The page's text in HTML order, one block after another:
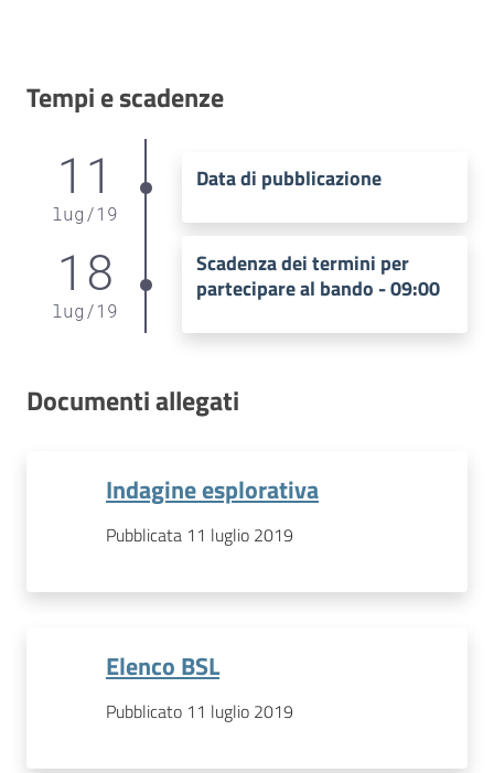
Tempi e scadenze
11
lug /19
Data di pubblicazione
18
lug /19
Scadenza dei termini per
partecipare al bando - 09:00
Documenti allegati
Indagine esplorativa
Pubblicata 11 luglio 2019
Elenco BSL
Pubblicato 11 luglio 2019